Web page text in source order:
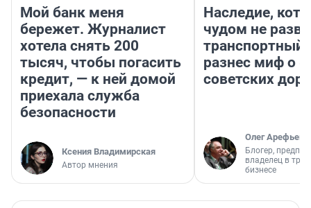
Мой банк меня
бережет. Журналист
хотела снять 200
тысяч, чтобы погасить
кредит, — к ней домой
приехала служба
безопасности
Ксения Владимирская
Автор мнения
Наследие,
чудом не
транспортный
разнес миф о
советских
Олег Арефьев
Блогер,
владелец в
бизнесе